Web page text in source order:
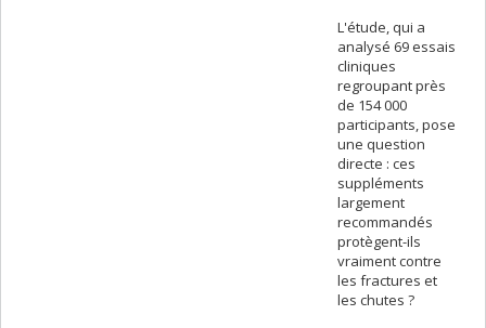
L'étude, qui a
analysé 69 essais
cliniques
regroupant près
de 154 000
participants, pose
une question
directe : ces
suppléments
largement
recommandés
protègent-ils
vraiment contre
les fractures et
les chutes ?